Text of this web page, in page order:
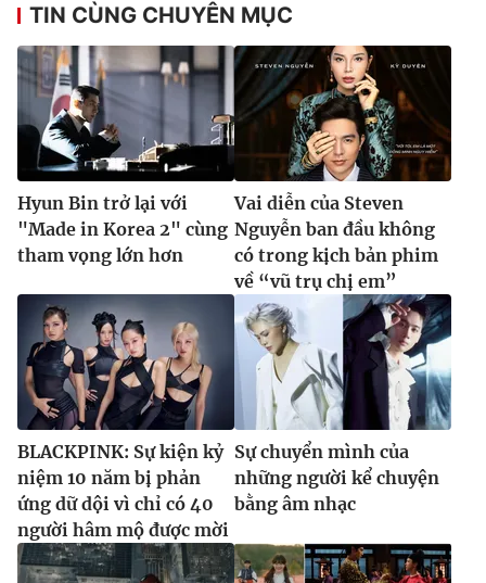
TIN CÙNG CHUYÊN MỤC
Hyun Bin trở lại với
"Made in Korea 2" cùng
tham vọng lớn hơn
Vai diễn của Steven
Nguyễn ban đầu không
có trong kịch bản phim
về “vũ trụ chị em”
BLACKPINK: Sự kiện kỷ
niệm 10 năm bị phản
ứng dữ dội vì chỉ có 40
người hâm mộ được mời
Sự chuyển mình của
những người kể chuyện
bằng âm nhạc